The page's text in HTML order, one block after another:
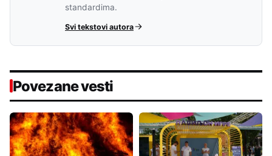
standardima.
Svi tekstovi autora
Povezane vesti